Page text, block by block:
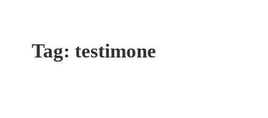
Tag: testimone